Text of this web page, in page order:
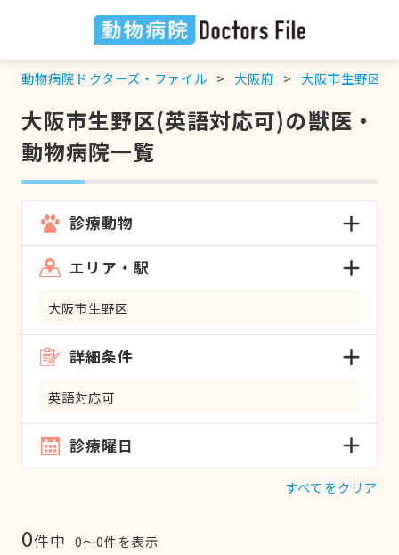
動物病院ドクターズ・ファイル 大阪府 大阪市生野区
大阪市生野区(英語対応可)の獣医・
動物病院一覧
診療動物
エリア・駅
大阪市生野区
詳細条件
英語対応可
診療曜日
すべてをクリア
0件中 0〜0件を表示